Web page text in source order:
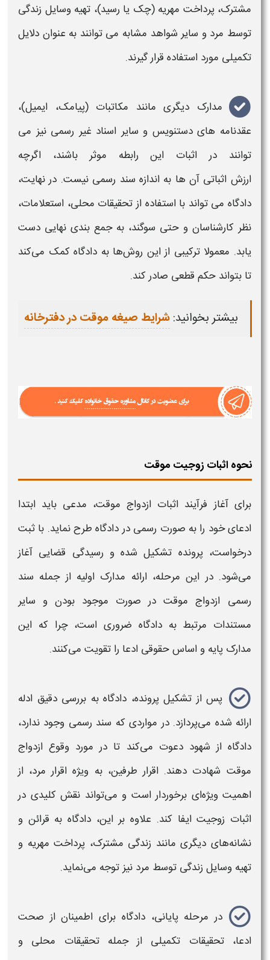
مشترک، پرداخت مهریه (چک یا رسید)، تهیه وسایل زندگی
توسط مرد و سایر شواهد مشابه می توانند به عنوان دلایل
تکمیلی مورد استفاده قرار گیرند.
مدارک دیگری مانند مکاتبات (پیامک، ایمیل)،
عقدنامه های دستنویس و سایر اسناد غیر رسمی نیز می
توانند در اثبات این رابطه موثر باشند، اگرچه
ارزش اثباتی آن ها به اندازه سند رسمی نیست. در نهایت،
دادگاه می تواند با استفاده از تحقیقات محلی، استعلامات،
نظر کارشناسان و حتی سوگند، به جمع بندی نهایی دست
یابد. معمولا ترکیبی از این روش‌ها به دادگاه کمک می‌کند
تا بتواند حکم قطعی صادر کند.
بیشتر بخوانید:شرایط صیغه موقت در دفترخانه
نحوه اثبات زوجیت موقت
برای آغاز فرآیند اثبات ازدواج موقت، مدعی باید ابتدا
ادعای خود را به صورت رسمی در دادگاه طرح نماید. با ثبت
درخواست، پرونده تشکیل شده و رسیدگی قضایی آغاز
می‌شود. در این مرحله، ارائه مدارک اولیه از جمله سند
رسمی ازدواج موقت در صورت موجود بودن و سایر
مستندات مرتبط به دادگاه ضروری است، چرا که این
مدارک پایه و اساس حقوقی ادعا را تقویت می‌کنند.
پس از تشکیل پرونده، دادگاه به بررسی دقیق ادله
ارائه شده می‌پردازد. در مواردی که سند رسمی وجود ندارد،
دادگاه از شهود دعوت می‌کند تا در مورد وقوع ازدواج
موقت شهادت دهند. اقرار طرفین، به ویژه اقرار مرد، از
اهمیت ویژه‌ای برخوردار است و می‌تواند نقش کلیدی در
اثبات زوجیت ایفا کند. علاوه بر این، دادگاه به قرائن و
نشانه‌های دیگری مانند زندگی مشترک، پرداخت مهریه و
تهیه وسایل زندگی توسط مرد نیز توجه می‌نماید.
در مرحله پایانی، دادگاه برای اطمینان از صحت
ادعا، تحقیقات تکمیلی از جمله تحقیقات محلی و